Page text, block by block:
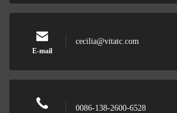
E-mail
cecilia@vitatc.com
0086-138-2600-6528